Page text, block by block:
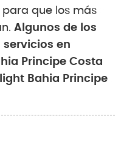
que los más
Algunos de los
servicios en
Principe Costa
Bahia Principe